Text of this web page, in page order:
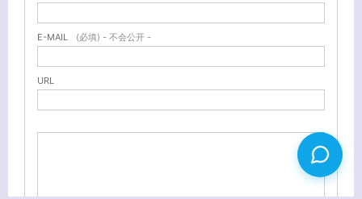
E-MAIL (必填) - 不会公开 -
URL